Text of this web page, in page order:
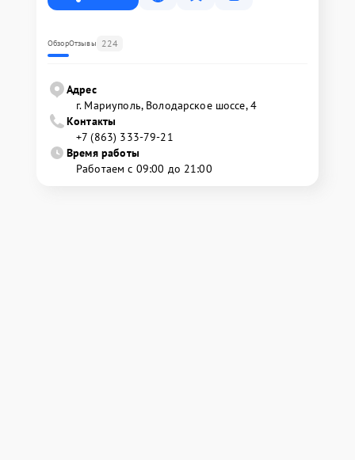
ОбзорОтзывы 224
Адрес
г. Мариуполь, Володарское шоссе, 4
Контакты
+7 (863) 333-79-21
Время работы
Работаем с 09:00 до 21:00